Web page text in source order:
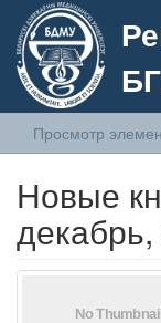
Просмотр
Новые